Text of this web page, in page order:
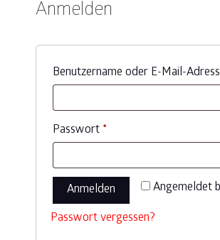
Anmelden
Benutzername oder E-Mail-
Passwort *
Angemeldet
Anmelden
Passwort vergessen?